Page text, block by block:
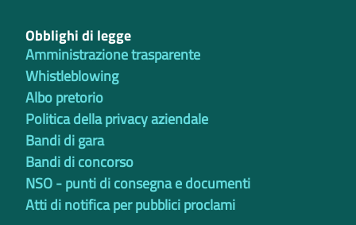
Obblighi di legge
Amministrazione trasparente
Whistleblowing
Albo pretorio
Politica della privacy aziendale
Bandi di gara
Bandi di concorso
NSO - punti di consegna e documenti
Atti di notifica per pubblici proclami